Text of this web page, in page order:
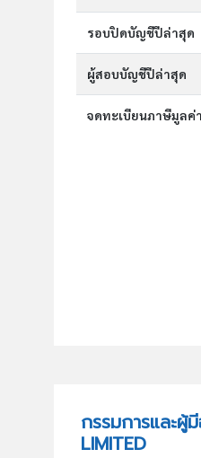
รอบปิดบัญชีปีล่าสุด
ผู้สอบบัญชีปีล่าสุด
จดทะเบียนภาษีมูลค่
กรรมการและผู้
LIMITED